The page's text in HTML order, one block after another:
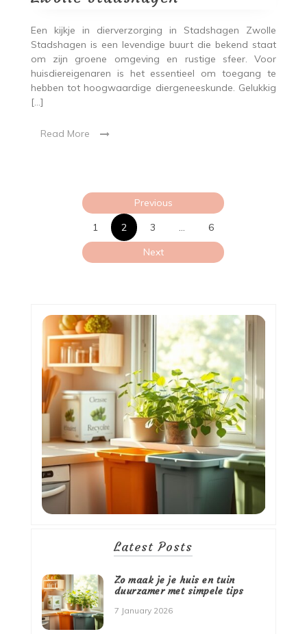
Een kijkje in dierverzorging in Stadshagen Zwolle
Stadshagen is een levendige buurt die bekend staat
om zijn groene omgeving en rustige sfeer. Voor
huisdiereigenaren is het essentieel om toegang te
hebben tot hoogwaardige diergeneeskunde. Gelukkig
[…]
Read More
Posts
pagination
Previous
1
2 3 …
6
Next
Latest Posts
Zo maak je je huis en tuin
duurzamer met simpele tips
7 January 2026